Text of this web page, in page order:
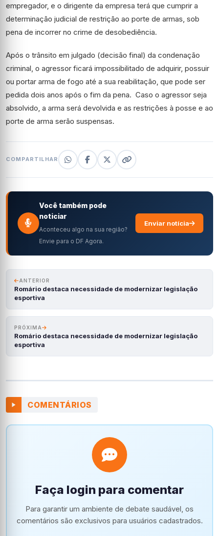
empregador, e o dirigente da empresa terá que cumprir a
determinação judicial de restrição ao porte de armas, sob
pena de incorrer no crime de desobediência.
Após o trânsito em julgado (decisão final) da condenação
criminal, o agressor ficará impossibilitado de adquirir, possuir
ou portar arma de fogo até a sua reabilitação, que pode ser
pedida dois anos após o fim da pena. Caso o agressor seja
absolvido, a arma será devolvida e as restrições à posse e ao
porte de arma serão suspensas.
COMPARTILHAR
Você também pode
noticiar
Aconteceu algo na sua região?
Envie para o DF Agora.
Enviar notícia
ANTERIOR
Romário destaca necessidade de modernizar legislação
esportiva
PRÓXIMA
Romário destaca necessidade de modernizar legislação
esportiva
COMENTÁRIOS
Faça login para comentar
Para garantir um ambiente de debate saudável, os
comentários são exclusivos para usuários cadastrados.